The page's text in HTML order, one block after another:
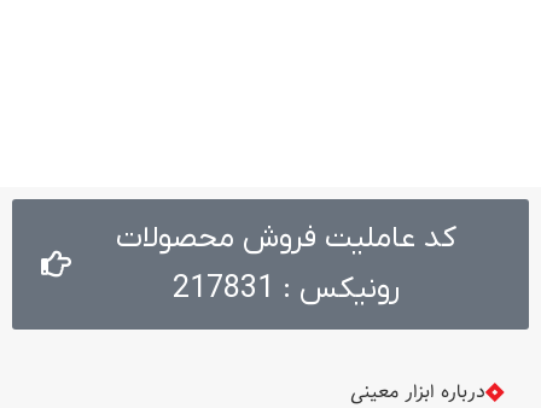
کد عاملیت فروش محصولات
رونیکس : 217831
درباره ابزار معینی